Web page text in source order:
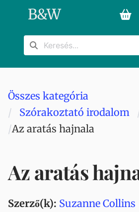
B&W
Összes kategória
Szórakoztató irodalom
Az aratás hajnala
Az aratás
Szerző(k): Suzanne Collins